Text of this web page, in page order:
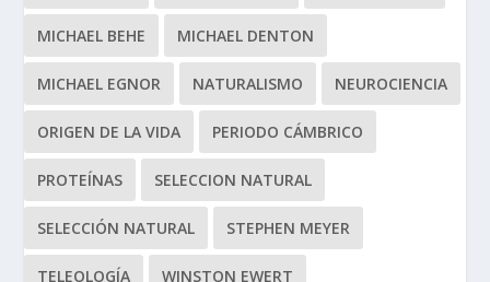
MICHAEL BEHE MICHAEL DENTON
MICHAEL EGNOR NATURALISMO NEUROCIENCIA
ORIGEN DE LA VIDA PERIODO CÁMBRICO
PROTEÍNAS SELECCION NATURAL
SELECCIÓN NATURAL STEPHEN MEYER
TELEOLOGÍA WINSTON EWERT